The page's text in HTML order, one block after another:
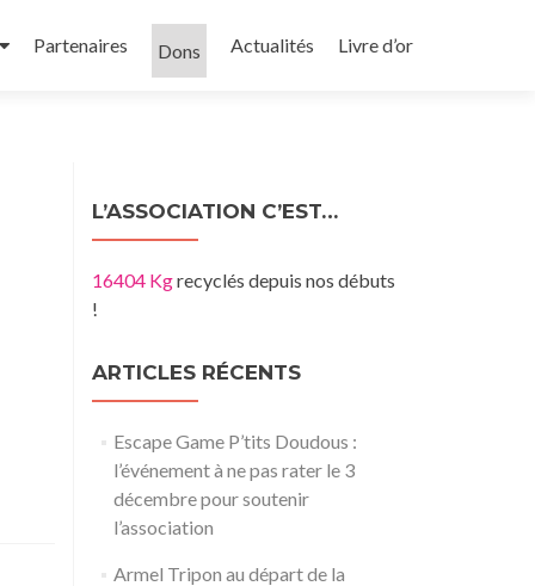
Partenaires Dons Actualités Livre d’or
L’ASSOCIATION C’EST…
16404 Kgrecyclés depuis nos débuts
!
ARTICLES RÉCENTS
Escape Game P’tits Doudous :
l’événement à ne pas rater le 3
décembre pour soutenir
l’association
Armel Tripon au départ de la